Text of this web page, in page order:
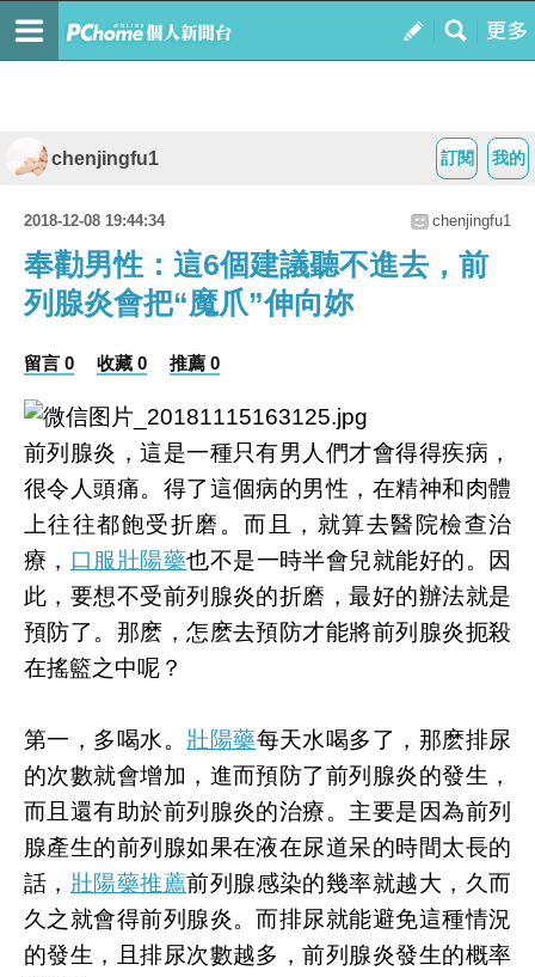
我的
訂閱
chenjingfu1
2018-12-08 19:44:34 chenjingfu1
奉勸男性：這6個建議聽不進去，前
列腺炎會把“魔爪”伸向妳
留言 0 收藏 0 推薦 0
前列腺炎，這是一種只有男人們才會得得疾病，
很令人頭痛。得了這個病的男性，在精神和肉體
上往往都飽受折磨。而且，就算去醫院檢查治
療， 口服壯陽藥也不是一時半會兒就能好的。因
此，要想不受前列腺炎的折磨，最好的辦法就是
預防了。那麽，怎麽去預防才能將前列腺炎扼殺
在搖籃之中呢？
第一，多喝水。 壯陽藥每天水喝多了，那麽排尿
的次數就會增加，進而預防了前列腺炎的發生，
而且還有助於前列腺炎的治療。主要是因為前列
腺產生的前列腺如果在液在尿道呆的時間太長的
話， 壯陽藥推薦前列腺感染的幾率就越大，久而
久之就會得前列腺炎。而排尿就能避免這種情況
的發生，且排尿次數越多，前列腺炎發生的概率